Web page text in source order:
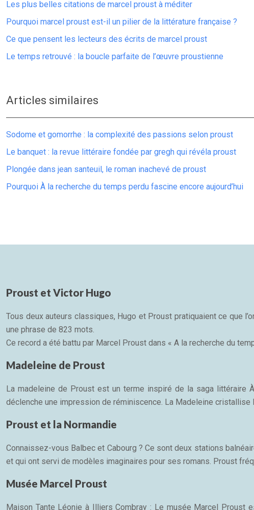
Les plus belles citations de marcel proust à méditer
Pourquoi marcel proust est-il un pilier de la littérature française ?
Ce que pensent les lecteurs des écrits de marcel proust
Le temps retrouvé : la boucle parfaite de l’œuvre proustienne
Articles similaires
Sodome et gomorrhe : la complexité des passions selon proust
Le banquet : la revue littéraire fondée par gregh qui révéla proust
Plongée dans jean santeuil, le roman inachevé de proust
Pourquoi À la recherche du temps perdu fascine encore aujourd’hui
Proust et Victor Hugo
Tous deux auteurs classiques, Hugo et Proust pratiquaient ce que
une phrase de 823 mots.
Ce record a été battu par Marcel Proust dans « A la recherche du
Madeleine de Proust
La madeleine de Proust est un terme inspiré de la saga littéraire
déclenche une impression de réminiscence. La Madeleine
Proust et la Normandie
Connaissez-vous Balbec et Cabourg ? Ce sont deux stations
et qui ont servi de modèles imaginaires pour ses romans. Proust
Musée Marcel Proust
Maison Tante Léonie à Illiers Combray : Le musée Marcel Proust